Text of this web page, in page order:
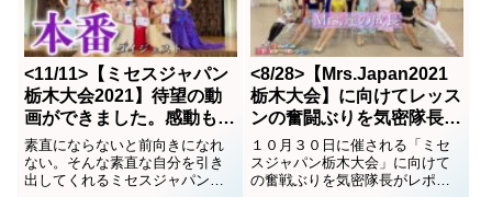
<11/11>【ミセスジャパン
栃木大会2021】待望の動
画ができました。感動もの
です。
素直にならないと前向きになれ
ない。そんな素直な自分を引き
出してくれるミセスジャパン栃
<8/28>【Mrs.Japan2021
栃木大会】に向けてレッス
ンの奮闘ぶりを気密隊長が
レポート 第2弾
１０月３０日に催される「ミセ
スジャパン栃木大会」に向けて
の奮戦ぶりを気密隊長がレポー